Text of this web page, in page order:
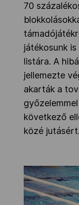
70
játékosunk
listára. A
jellemezte
akarták a
következő
közé jutásért.